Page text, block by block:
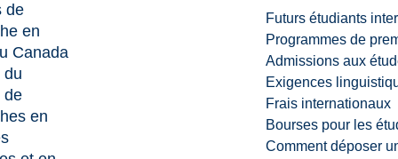
Futurs étudiants
Programmes de
Admissions aux
Exigences
Frais internationaux
Bourses pour les
Comment déposer
de
en
Canada
du
de
en